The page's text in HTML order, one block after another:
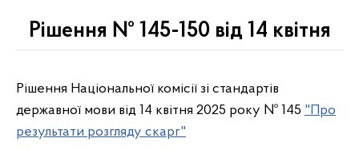
Рішення № 145-150 від 14 квітня
Рішення Національної комісії зі стандартів
державної мови від 14 квітня 2025 року № 145 "Про
результати розгляду скарг"